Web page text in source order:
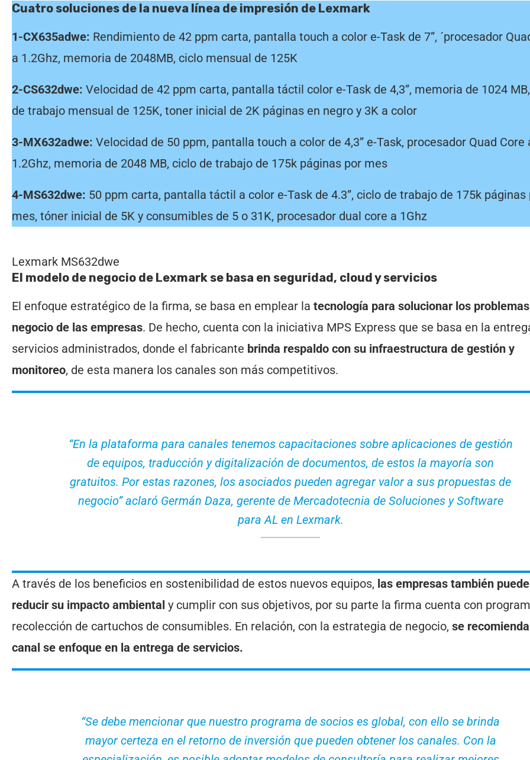
Cuatro soluciones de la nueva línea de impresión de Lexmark
1-CX635adwe: Rendimiento de 42 ppm carta, pantalla touch a color e-Task de 7”, ´procesador
a 1.2Ghz, memoria de 2048MB, ciclo mensual de 125K
2-CS632dwe: Velocidad de 42 ppm carta, pantalla táctil color e-Task de 4,3”, memoria de 1024
de trabajo mensual de 125K, toner inicial de 2K páginas en negro y 3K a color
3-MX632adwe: Velocidad de 50 ppm, pantalla touch a color de 4,3” e-Task, procesador Quad Core
1.2Ghz, memoria de 2048 MB, ciclo de trabajo de 175k páginas por mes
4-MS632dwe: 50 ppm carta, pantalla táctil a color e-Task de 4.3”, ciclo de trabajo de 175k páginas
mes, tóner inicial de 5K y consumibles de 5 o 31K, procesador dual core a 1Ghz
Lexmark MS632dwe
El modelo de negocio de Lexmark se basa en seguridad, cloud y servicios
El enfoque estratégico de la firma, se basa en emplear la tecnología para solucionar los
negocio de las empresas. De hecho, cuenta con la iniciativa MPS Express que se basa en la
servicios administrados, donde el fabricante brinda respaldo con su infraestructura de gestión y
monitoreo, de esta manera los canales son más competitivos.
“En la plataforma para canales tenemos capacitaciones sobre aplicaciones de gestión
de equipos, traducción y digitalización de documentos, de estos la mayoría son
gratuitos. Por estas razones, los asociados pueden agregar valor a sus propuestas de
negocio” aclaró Germán Daza, gerente de Mercadotecnia de Soluciones y Software
para AL en Lexmark.
A través de los beneficios en sostenibilidad de estos nuevos equipos, las empresas también
reducir su impacto ambiental y cumplir con sus objetivos, por su parte la firma cuenta con
recolección de cartuchos de consumibles. En relación, con la estrategia de negocio, se
canal se enfoque en la entrega de servicios.
“Se debe mencionar que nuestro programa de socios es global, con ello se brinda
mayor certeza en el retorno de inversión que pueden obtener los canales. Con la